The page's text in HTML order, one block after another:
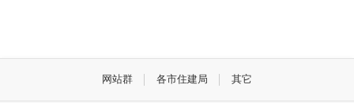
网站群 各市住建局 其它